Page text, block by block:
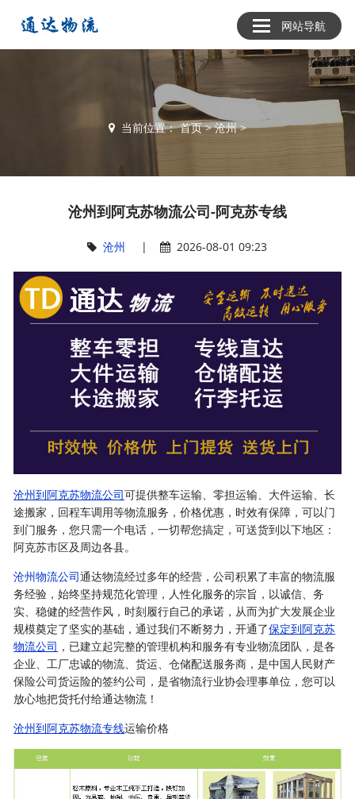
网站导航
当前位置：首页>沧州>
沧州到阿克苏物流公司-阿克苏专线
沧州 | 2026-08-01 09:23
沧州到阿克苏物流公司可提供整车运输、零担运输、大件运输、长
途搬家，回程车调用等物流服务，价格优惠，时效有保障，可以门
到门服务，您只需一个电话，一切帮您搞定，可送货到以下地区：
阿克苏市区及周边各县。
沧州物流公司通达物流经过多年的经营，公司积累了丰富的物流服
务经验，始终坚持规范化管理，人性化服务的宗旨，以诚信、务
实、稳健的经营作风，时刻履行自己的承诺，从而为扩大发展企业
规模奠定了坚实的基础，通过我们不断努力，开通了保定到阿克苏
物流公司 ，已建立起完整的管理机构和服务有专业物流团队，是各
企业、工厂忠诚的物流、货运、仓储配送服务商，是中国人民财产
保险公司货运险的签约公司，是省物流行业协会理事单位，您可以
放心地把货托付给通达物流！
沧州到阿克苏物流专线运输价格